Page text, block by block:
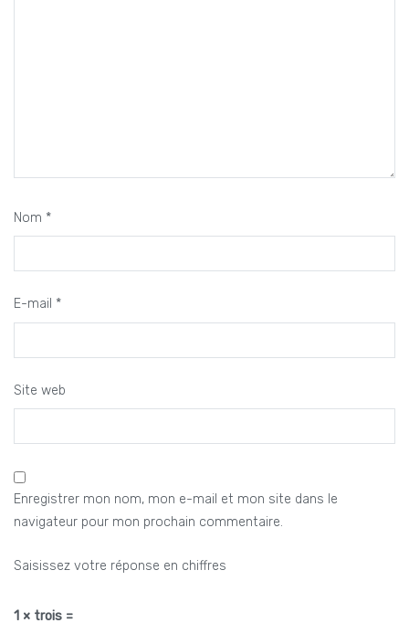
Nom *
E-mail *
Site web
Enregistrer mon nom, mon e-mail et mon site dans le
navigateur pour mon prochain commentaire.
Saisissez votre réponse en chiffres
1 × trois =